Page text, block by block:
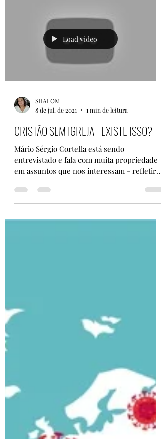
8 de jul. de 2021
1 min de leitura
CRISTÃO SEM IGREJA - EXISTE ISSO?
Mário Sérgio Cortella está sendo
em assuntos que nos interessam - refletir
sobre a...